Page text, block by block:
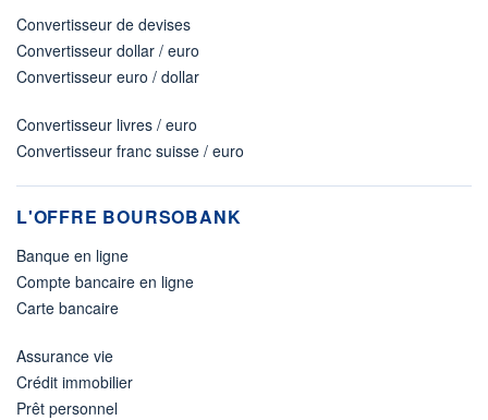
Convertisseur de devises
Convertisseur dollar / euro
Convertisseur euro / dollar
Convertisseur livres / euro
Convertisseur franc suisse / euro
L'OFFRE BOURSOBANK
Banque en ligne
Compte bancaire en ligne
Carte bancaire
Assurance vie
Crédit immobilier
Prêt personnel